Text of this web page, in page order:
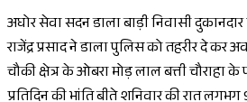
अघोर सेवा सदन डाला बाड़ी निवासी दुकानदार
राजेंद्र प्रसाद ने डाला पुलिस को तहरीर दे कर
चौकी क्षेत्र के ओबरा मोड़ लाल बत्ती चौराहा